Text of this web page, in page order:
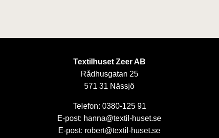
Textilhuset Zeer AB
Rådhusgatan 25
571 31 Nässjö
Telefon: 0380-125 91
E-post: hanna@textil-huset.se
E-post: robert@textil-huset.se